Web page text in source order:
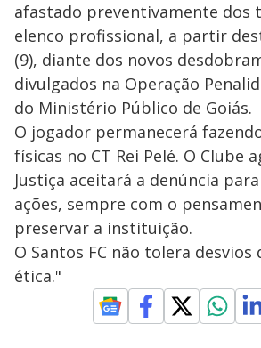
afastado preventivamente dos
elenco profissional, a partir
(9), diante dos novos
divulgados na Operação
do Ministério Público de Goiás.
O jogador permanecerá
físicas no CT Rei Pelé. O Clube
Justiça aceitará a denúncia
ações, sempre com o
preservar a instituição.
O Santos FC não tolera desvios
ética."